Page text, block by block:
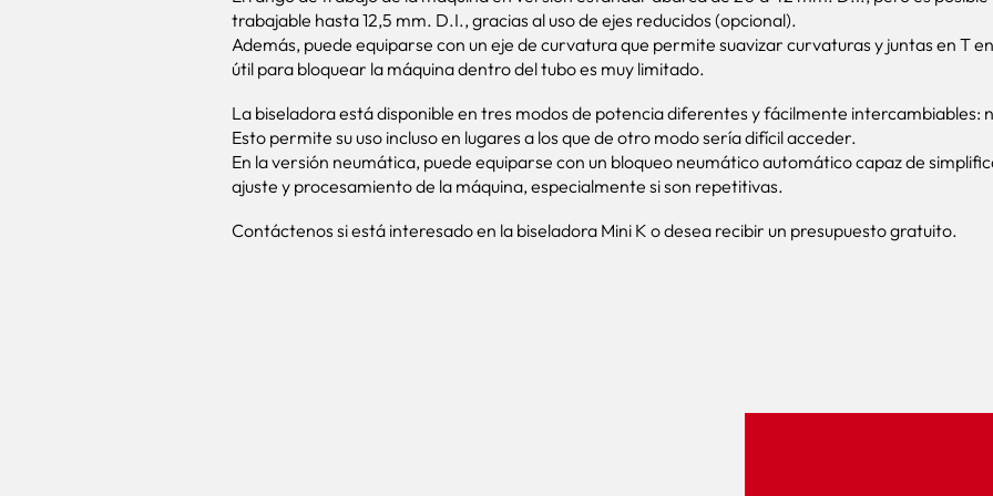
trabajable hasta 12,5 mm. D.I., gracias al uso de ejes reducidos (opcional).
Además, puede equiparse con un eje de curvatura que permite suavizar curvaturas y juntas en T
útil para bloquear la máquina dentro del tubo es muy limitado.
La biseladora está disponible en tres modos de potencia diferentes y fácilmente
Esto permite su uso incluso en lugares a los que de otro modo sería difícil acceder.
En la versión neumática, puede equiparse con un bloqueo neumático automático capaz de
ajuste y procesamiento de la máquina, especialmente si son repetitivas.
Contáctenos si está interesado en la biseladora Mini K o desea recibir un presupuesto gratuito.